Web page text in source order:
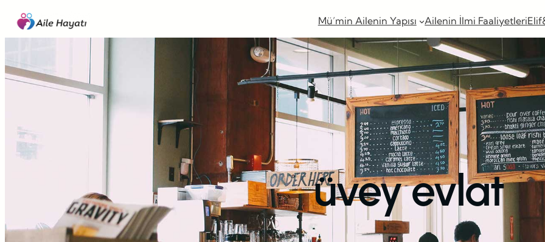
İçeriğe
geç
Mü’min Ailenin Yapısı Ailenin İlmi Faaliyetleri
üvey evlat